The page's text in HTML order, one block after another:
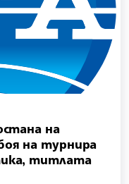
на
на турнира
титлата